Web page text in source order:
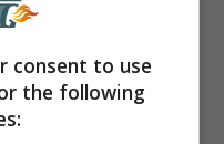
consent to use
the following